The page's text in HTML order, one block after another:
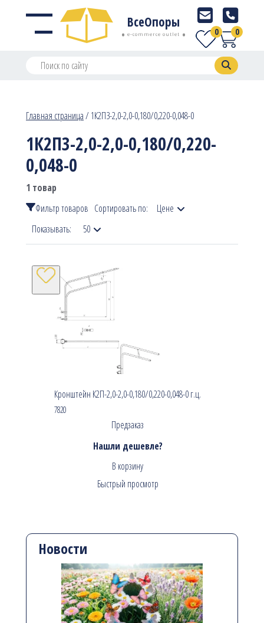
ВсеОпоры
e-commerce outlet 0
0
Главная страница/1К2П3-2,0-2,0-0,180/0,220-0,048-0
1К2П3-2,0-2,0-0,180/0,220-
0,048-0
1 товар
Фильтр товаров Сортировать по:
Цене
Показывать:
50
Кронштейн К2П-2,0-2,0-0,180/0,220-0,048-0 г.ц.
7820
Предзаказ
Нашли дешевле?
В корзину
Быстрый просмотр
Новости